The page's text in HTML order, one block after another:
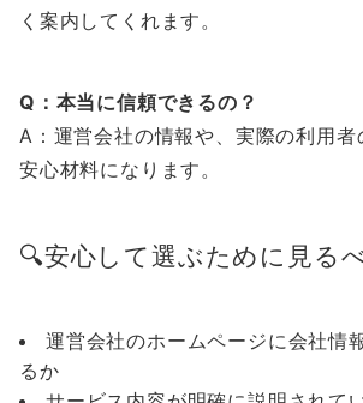
く案内してくれます。
Q：本当に信頼できるの？
A：運営会社の情報や、実際の利用
安心材料になります。
🔍安心して選ぶために見る
運営会社のホームページに会社情
るか